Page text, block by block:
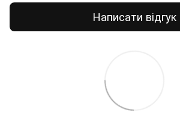
Написати відгук